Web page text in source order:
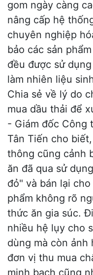
gom ngày càng
nâng cấp hệ
chuyên nghiệp
bảo các sản
đều được sử
làm nhiên liệu
Chia sẻ về lý do
mua dầu thải để
- Giám đốc Công
Tân Tiến cho
thông cũng cảnh
ăn đã qua sử
đỏ" và bán lại
phẩm không rõ
thức ăn gia súc.
nhiều hệ lụy cho
dùng mà còn ảnh
đơn vị thu mua
minh bạch cũng